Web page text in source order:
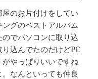
のお片付けをしてい
グのベストアルバム
でパソコンに取り込
込んでたのだけどPC
やっぱりいいですね
なんといっても仲良